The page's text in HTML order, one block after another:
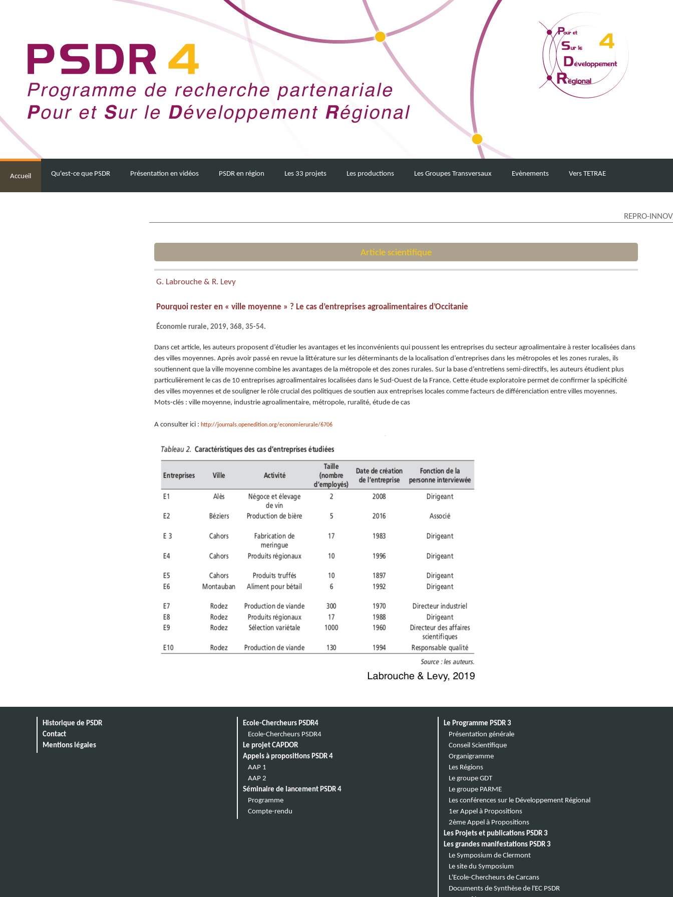
Accueil Qu'est-ce que PSDR Présentation en vidéos PSDR en région Les 33 projets Les productions Les Groupes Transversaux Evènements Vers TETRAE
REPRO-INNOV
Article scientifique
G. Labrouche & R. Levy
Pourquoi rester en « ville moyenne » ? Le cas d’entreprises agroalimentaires d’Occitanie
Économie rurale, 2019, 368, 35-54.
Dans cet article, les auteurs proposent d’étudier les avantages et les inconvénients qui poussent les entreprises du secteur agroalimentaire à rester localisées dans
des villes moyennes. Après avoir passé en revue la littérature sur les déterminants de la localisation d’entreprises dans les métropoles et les zones rurales, ils
soutiennent que la ville moyenne combine les avantages de la métropole et des zones rurales. Sur la base d’entretiens semi-directifs, les auteurs étudient plus
particulièrement le cas de 10 entreprises agroalimentaires localisées dans le Sud-Ouest de la France. Cette étude exploratoire permet de confirmer la spécificité
des villes moyennes et de souligner le rôle crucial des politiques de soutien aux entreprises locales comme facteurs de différenciation entre villes moyennes.
Mots-clés : ville moyenne, industrie agroalimentaire, métropole, ruralité, étude de cas
A consulter ici : http://journals.openedition.org/economierurale/6706
Historique de PSDR
Contact
Mentions légales
Ecole-Chercheurs PSDR4
Ecole-Chercheurs PSDR4
Le projet CAPDOR
Appels à propositions PSDR 4
AAP 1
AAP 2
Séminaire de lancement PSDR 4
Programme
Compte-rendu
Le Programme PSDR 3
Présentation générale
Conseil Scientifique
Organigramme
Les Régions
Le groupe GDT
Le groupe PARME
Les conférences sur le Développement Régional
1er Appel à Propositions
2ème Appel à Propositions
Les Projets et publications PSDR 3
Les grandes manifestations PSDR 3
Le Symposium de Clermont
Le site du Symposium
L'Ecole-Chercheurs de Carcans
Documents de Synthèse de l'EC PSDR